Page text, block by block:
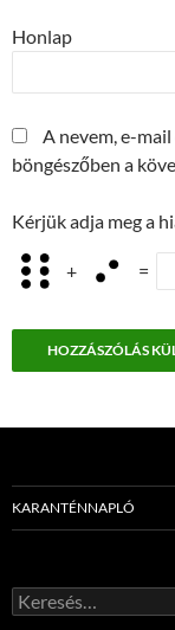
Honlap
A nevem, e-
böngészőben a
Kérjük adja meg a
+ =
KARANTÉNNAPLÓ
Keresés: